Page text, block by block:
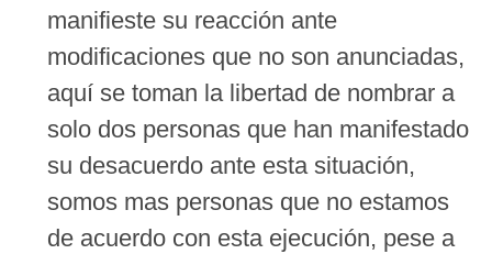
manifieste su reacción ante
modificaciones que no son anunciadas,
aquí se toman la libertad de nombrar a
solo dos personas que han manifestado
su desacuerdo ante esta situación,
somos mas personas que no estamos
de acuerdo con esta ejecución, pese a